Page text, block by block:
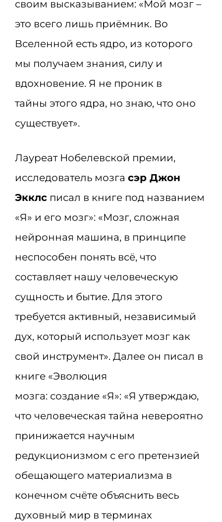
своим высказыванием: «Мой мозг –
это всего лишь приёмник. Во
Вселенной есть ядро, из которого
мы получаем знания, силу и
вдохновение. Я не проник в
тайны этого ядра, но знаю, что оно
существует».
Лауреат Нобелевской премии,
исследователь мозга сэр Джон
Экклс писал в книге под названием
«Я» и его мозг»: «Мозг, сложная
нейронная машина, в принципе
неспособен понять всё, что
составляет нашу человеческую
сущность и бытие. Для этого
требуется активный, независимый
дух, который использует мозг как
свой инструмент». Далее он писал в
книге «Эволюция
мозга: создание «Я»: «Я утверждаю,
что человеческая тайна невероятно
принижается научным
редукционизмом с его претензией
обещающего материализма в
конечном счёте объяснить весь
духовный мир в терминах